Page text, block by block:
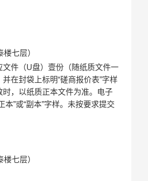
七层）
文件（U盘）壹份（随纸质文件一
在封袋上标明“磋商报价表”字样
，以纸质正本文件为准。电子
”或“副本”字样。未按要求提交
七层）